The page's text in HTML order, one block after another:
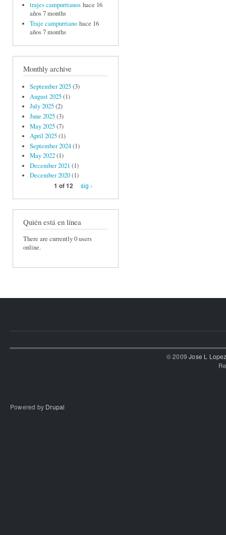
trajes campurrianos hace 16
años 7 months
Traje campurriano hace 16
años 7 months
Monthly archive
September 2025(3)
August 2025(1)
July 2025(2)
June 2025(3)
May 2025(7)
April 2025(1)
September 2024(1)
May 2022(1)
December 2021 (1)
December 2020(1)
1 of 12
sig ›
Quién está en línea
There are currently 0 users
online.
© 2009Jose L
Powered by Drupal